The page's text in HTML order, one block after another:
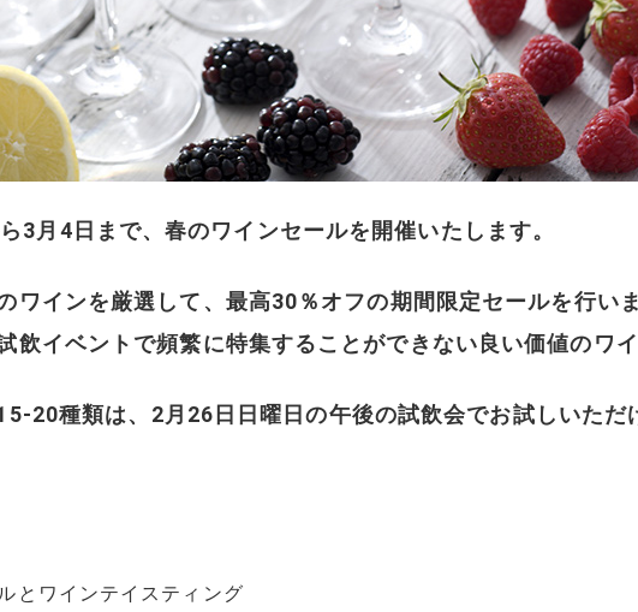
3月4日まで、春のワインセールを開催いたします。
ワインを厳選して、最高30％オフの期間限定セールを行い
飲イベントで頻繁に特集することができない良い価値のワイ
20種類は、2月26日日曜日の午後の試飲会でお試しいただ
とワインテイスティング